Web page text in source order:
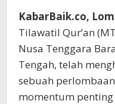
KabarBaik.co,
Tilawatil Qur’an
Nusa Tenggara
Tengah, telah
sebuah
momentum